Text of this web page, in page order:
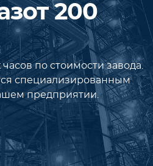
200
часов по стоимости завода.
специализированным
предприятии.